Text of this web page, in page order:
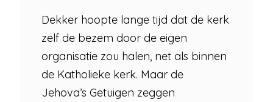
Dekker hoopte lange tijd dat de kerk
zelf de bezem door de eigen
organisatie zou halen, net als binnen
de Katholieke kerk. Maar de
Jehova’s Getuigen zeggen